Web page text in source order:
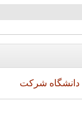
دانشگاه شركت